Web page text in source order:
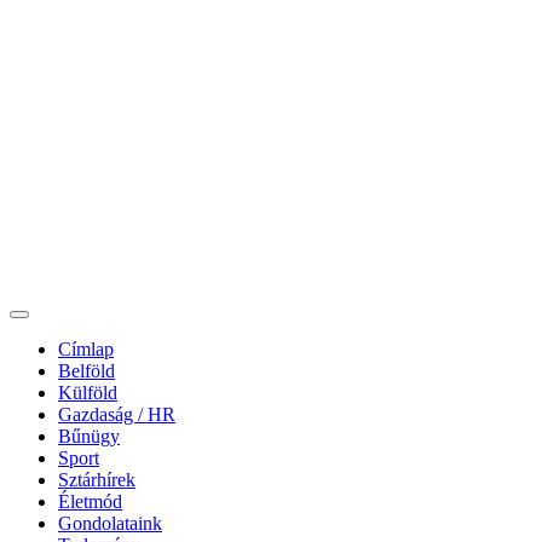
Címlap
Belföld
Külföld
Gazdaság / HR
Bűnügy
Sport
Sztárhírek
Életmód
Gondolataink